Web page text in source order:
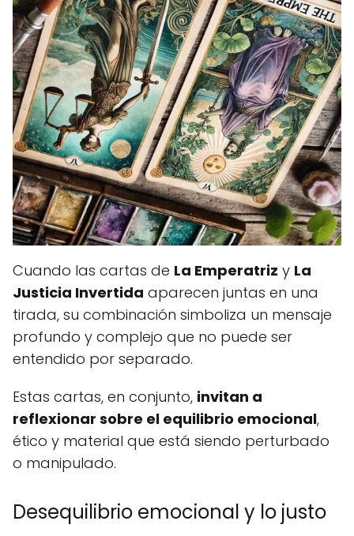
Cuando las cartas de La Emperatriz y La
Justicia Invertida aparecen juntas en una
tirada, su combinación simboliza un mensaje
profundo y complejo que no puede ser
entendido por separado.
Estas cartas, en conjunto, invitan a
reflexionar sobre el equilibrio emocional,
ético y material que está siendo perturbado
o manipulado.
Desequilibrio emocional y lo justo